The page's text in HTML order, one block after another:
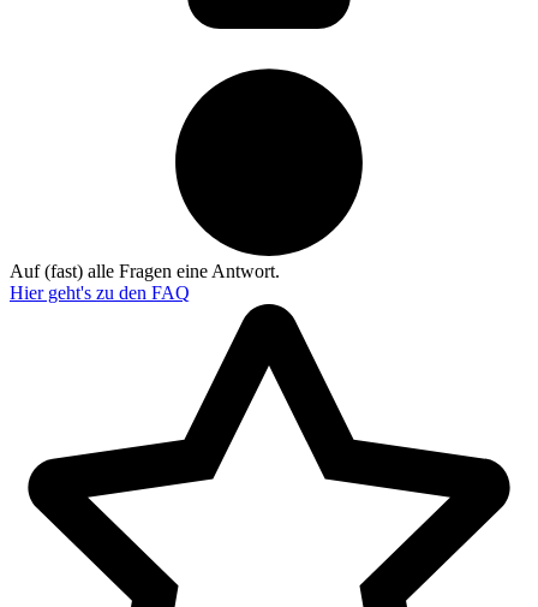
Auf (fast) alle Fragen eine Antwort.
Hier geht's zu den FAQ